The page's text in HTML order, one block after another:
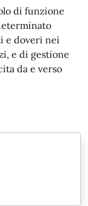
di funzione
e doveri nei
e di gestione
da e verso